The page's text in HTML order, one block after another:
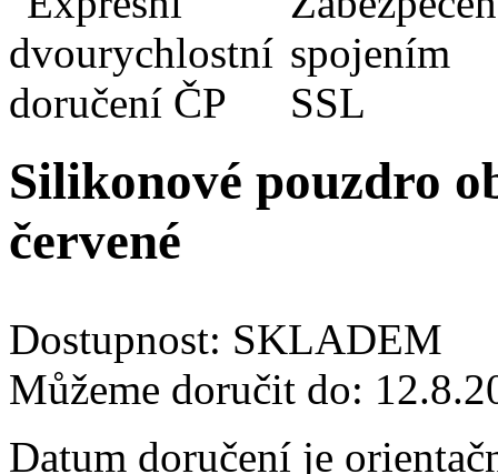
Silikonové pouzdro
červené
Dostupnost: SKLADEM
Můžeme doručit do:
Datum doručení je